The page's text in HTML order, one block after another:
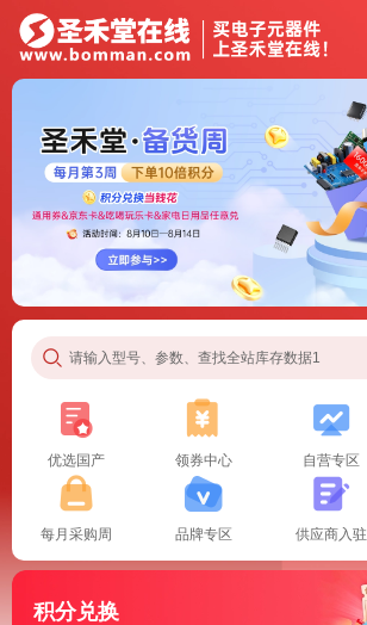
请输入型号、参数、查找全站库存数据1
优选国产 领券中心 自营专区
每月采购周 品牌专区 供应商入驻
积分兑换